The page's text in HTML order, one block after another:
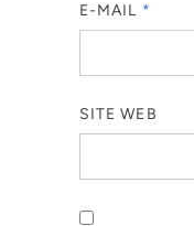
E-MAIL *
SITE WEB